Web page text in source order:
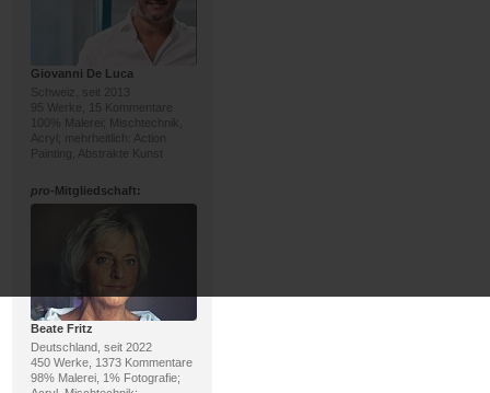
Giovanni De Luca
Schweiz, seit 2013
95 Werke, 15 Kommentare
100% Malerei; Mischtechnik,
Acryl; mehrheitlich: Action
Painting, Abstrakte Kunst
pro-Mitgliedschaft:
Beate Fritz
Deutschland, seit 2022
450 Werke, 1373 Kommentare
98% Malerei, 1% Fotografie;